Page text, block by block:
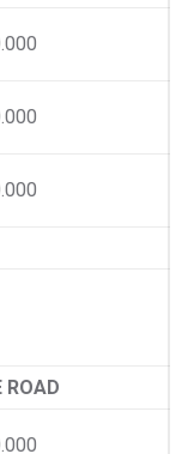
ROAD